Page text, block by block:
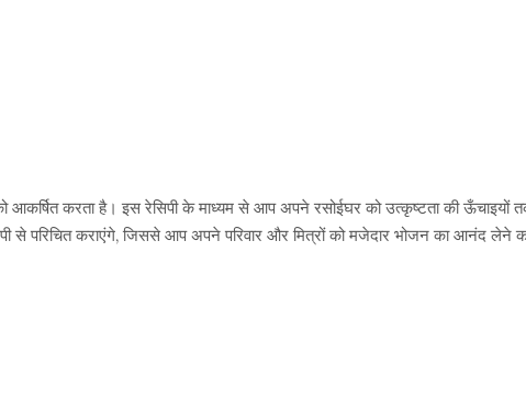
आकर्षित करता है। इस रेसिपी के माध्यम से आप अपने रसोईघर को उत्कृष्टता की
से परिचित कराएंगे, जिससे आप अपने परिवार और मित्रों को मजेदार भोजन का आनंद लेने